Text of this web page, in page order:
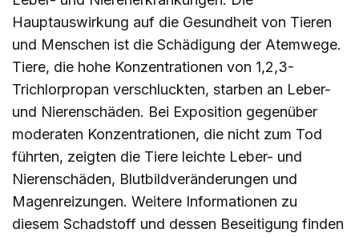
Hauptauswirkung auf die Gesundheit von Tieren
und Menschen ist die Schädigung der Atemwege.
Tiere, die hohe Konzentrationen von 1,2,3-
Trichlorpropan verschluckten, starben an Leber-
und Nierenschäden. Bei Exposition gegenüber
moderaten Konzentrationen, die nicht zum Tod
führten, zeigten die Tiere leichte Leber- und
Nierenschäden, Blutbildveränderungen und
Magenreizungen. Weitere Informationen zu
diesem Schadstoff und dessen Beseitigung finden